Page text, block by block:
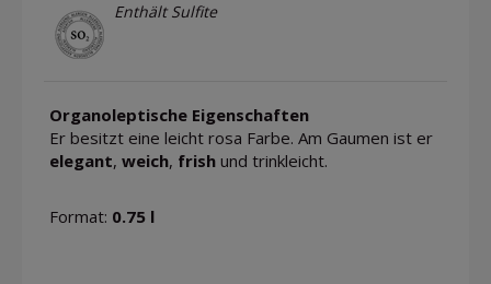
Enthält Sulfite
Organoleptische Eigenschaften
Er besitzt eine leicht rosa Farbe. Am Gaumen ist er
elegant, weich, frish und trinkleicht.
Format: 0.75 l